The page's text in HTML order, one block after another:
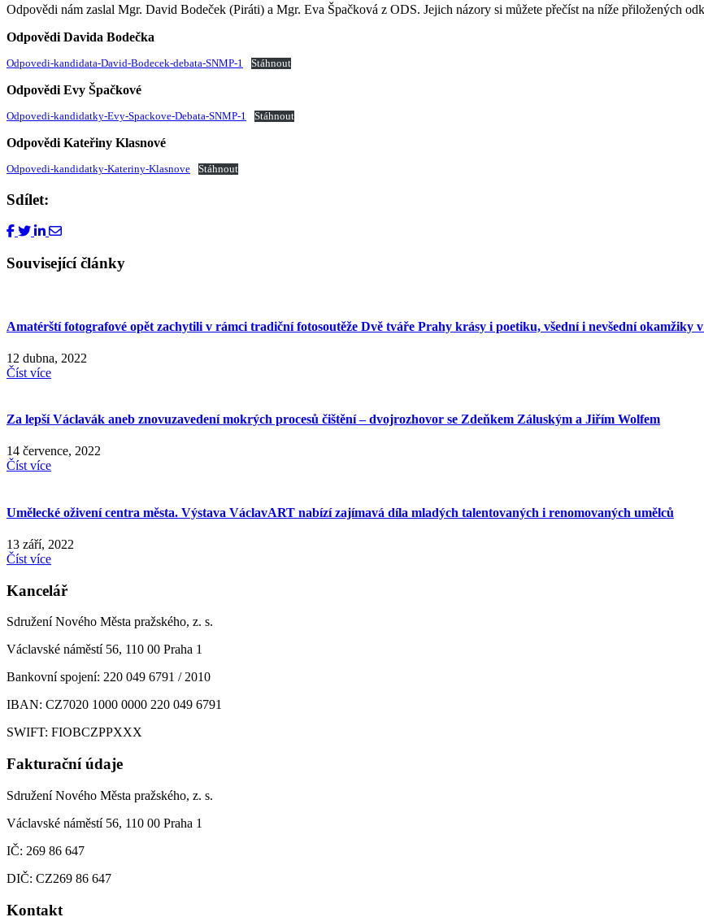
Odpovědi nám zaslal Mgr. David Bodeček (Piráti) a Mgr. Eva Špačková z ODS. Jejich názory si můžete přečíst na níže přiložených
Odpovědi Davida Bodečka
Odpovedi-kandidata-David-Bodecek-debata-SNMP-1 Stáhnout
Odpovědi Evy Špačkové
Odpovedi-kandidatky-Evy-Spackove-Debata-SNMP-1 Stáhnout
Odpovědi Kateřiny Klasnové
Odpovedi-kandidatky-Kateriny-Klasnove Stáhnout
Sdílet:
Související články
Amatérští fotografové opět zachytili v rámci tradiční fotosoutěže Dvě tváře Prahy krásy i poetiku, všední i nevšední okamžiky
12 dubna, 2022
Číst více
Za lepší Václavák aneb znovuzavedení mokrých procesů čištění – dvojrozhovor se Zdeňkem Záluským a Jiřím Wolfem
14 července, 2022
Číst více
Umělecké oživení centra města. Výstava VáclavART nabízí zajímavá díla mladých talentovaných i renomovaných umělců
13 září, 2022
Číst více
Kancelář
Sdružení Nového Města pražského, z. s.
Václavské náměstí 56, 110 00 Praha 1
Bankovní spojení: 220 049 6791 / 2010
IBAN: CZ7020 1000 0000 220 049 6791
SWIFT: FIOBCZPPXXX
Fakturační údaje
Sdružení Nového Města pražského, z. s.
Václavské náměstí 56, 110 00 Praha 1
IČ: 269 86 647
DIČ: CZ269 86 647
Kontakt